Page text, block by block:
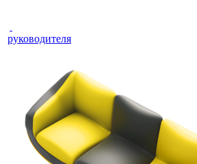
руководителя